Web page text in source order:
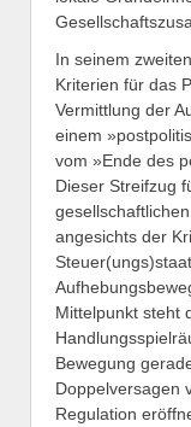
In seinem
Kriterien für das
Vermittlung der
einem
vom »Ende des
Dieser Streifzug
angesichts der
Mittelpunkt steht
Bewegung
Doppelversagen
Regulation